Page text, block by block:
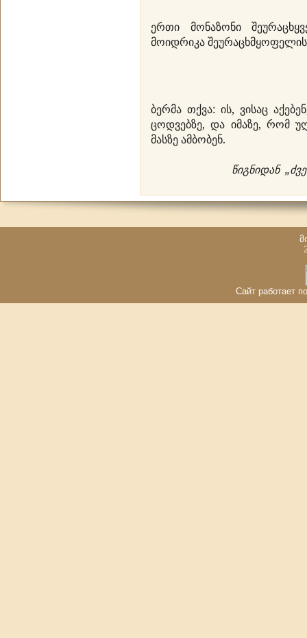
ერთი მონაზონი
მოიდრიკა შეურაცხმყოფელის
ბერმა თქვა: ის, ვისაც
ცოდვებზე, და იმაზე, რომ
მასზე ამბობენ.
წიგნიდან
Сайт работает